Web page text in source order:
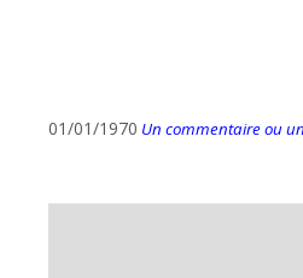
01/01/1970 Un commentaire ou